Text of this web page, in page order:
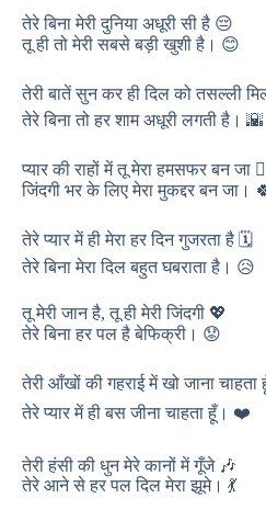
तेरे बिना मेरी दुनिया अधूरी सी है 😔
तू ही तो मेरी सबसे बड़ी खुशी है। 😊
तेरी बातें सुन कर ही दिल को तसल्ली
तेरे बिना तो हर शाम अधूरी लगती है। 🌇
प्यार की राहों में तू मेरा हमसफर बन जा
जिंदगी भर के लिए मेरा मुकद्दर बन जा।
तेरे प्यार में ही मेरा हर दिन गुजरता है 🗓️
तेरे बिना मेरा दिल बहुत घबराता है। 😥
तू मेरी जान है, तू ही मेरी जिंदगी 💖
तेरे बिना हर पल है बेफिक्री। 😟
तेरी आँखों की गहराई में खो जाना
तेरे प्यार में ही बस जीना चाहता हूँ। ❤️
तेरी हंसी की धुन मेरे कानों में गूँजे 🎶
तेरे आने से हर पल दिल मेरा झूमे। 💃